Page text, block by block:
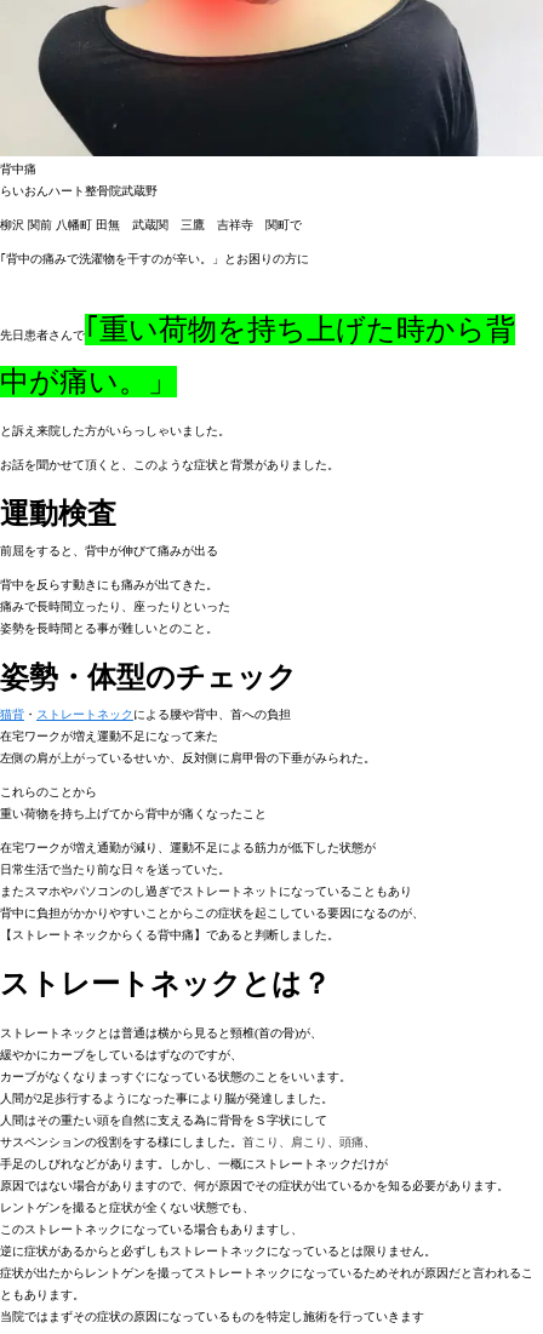
背中痛
らいおんハート整骨院武蔵野
柳沢 関前 八幡町 田無 武蔵関 三鷹 吉祥寺 関町で
｢背中の痛みで洗濯物を干すのが辛い。」とお困りの方に
先日患者さんで ｢重い荷物を持ち上げた時から背
中が痛い。」
と訴え来院した方がいらっしゃいました。
お話を聞かせて頂くと、このような症状と背景がありました。
運動検査
前屈をすると、背中が伸びて痛みが出る
背中を反らす動きにも痛みが出てきた。
痛みで長時間立ったり、座ったりといった
姿勢を長時間とる事が難しいとのこと。
姿勢・体型のチェック
猫背 ・ ストレートネック による腰や背中、首への負担
在宅ワークが増え運動不足になって来た
左側の肩が上がっているせいか、反対側に肩甲骨の下垂がみられた。
これらのことから
重い荷物を持ち上げてから背中が痛くなったこと
在宅ワークが増え通勤が減り、運動不足による筋力が低下した状態が
日常生活で当たり前な日々を送っていた。
またスマホやパソコンのし過ぎでストレートネットになっていることもあり
背中に負担がかかりやすいことからこの症状を起こしている要因になるのが、
【ストレートネックからくる背中痛】であると判断しました。
ストレートネックとは？
ストレートネックとは普通は横から見ると頸椎(首の骨)が、
緩やかにカーブをしているはずなのですが、
カーブがなくなりまっすぐになっている状態のことをいいます。
人間が2足歩行するようになった事により脳が発達しました。
人間はその重たい頭を自然に支える為に背骨をＳ字状にして
サスペンションの役割をする様にしました。 首こり、肩こり 頭痛
手足のしびれなどがあります。しかし、一概にストレートネックだけが
原因ではない場合がありますので、何が原因でその症状が出ているかを知る必要があります。
レントゲンを撮ると症状が全くない状態でも、
このストレートネックになっている場合もありますし、
逆に症状があるからと必ずしもストレートネックになっているとは限りません。
症状が出たからレントゲンを撮ってストレートネックになっているためそれが原因だと言われるこ
ともあります。
当院ではまずその症状の原因になっているものを特定し施術を行っていきます